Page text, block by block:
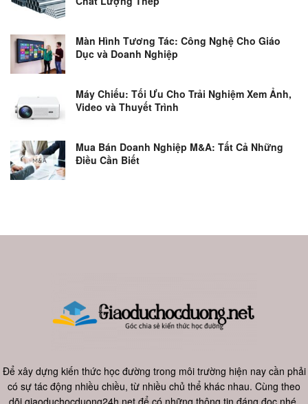
Màn Hình Tương Tác: Công Nghệ Cho Giáo
Dục và Doanh Nghiệp
Máy Chiếu: Tối Ưu Cho Trải Nghiệm Xem Ảnh,
Video và Thuyết Trình
Mua Bán Doanh Nghiệp M&A: Tất Cả Những
Điều Cần Biết
Để xây dựng kiến thức học đường trong môi trường hiện nay cần phải
có sự tác động nhiều chiều, từ nhiều chủ thể khác nhau. Cùng theo
dõi giaoduchocduong24h.net để có những thông tin đáng đọc nhé.